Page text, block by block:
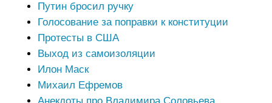
Путин бросил ручку
Голосование за поправки к конституции
Протесты в США
Выход из самоизоляции
Илон Маск
Михаил Ефремов